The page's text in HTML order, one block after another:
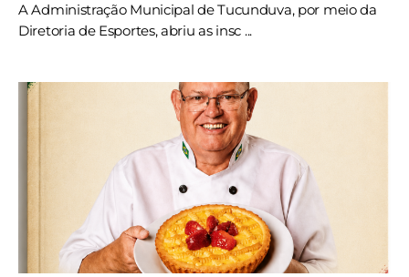
A Administração Municipal de Tucunduva, por meio da
Diretoria de Esportes, abriu as insc ...